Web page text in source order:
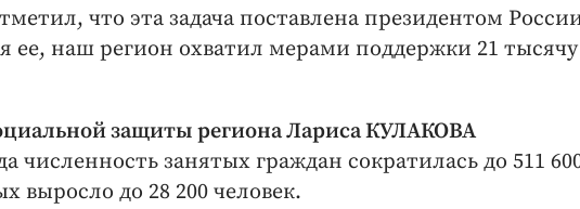
что эта задача поставлена президентом
наш регион охватил мерами поддержки 21 тысячу
защиты региона Лариса КУЛАКОВА
численность занятых граждан сократилась до 511
выросло до 28 200 человек.